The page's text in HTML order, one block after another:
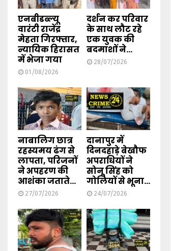
एनबीडब्ल्यू
वारंटी राजेंद्र
मेहता गिरफ्तार,
न्यायिक हिरासत
में भेजा गया
01/08/2026
दर्शन कर परिवार
के साथ लौट रहे
एक युवक की
बदमाशों ने...
28/07/2026
नाबालिग छात्र
रहस्यमय ढंग से
लापता, परिजनों
ने अपहरण की
आशंका जताते...
27/07/2026
दानापुर में
दिनदहाड़े बेखौफ
अपराधियों ने
सोनू सिंह को
गोलियों से भूना...
24/07/2026